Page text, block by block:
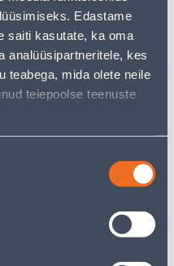
Edastame
saiti kasutate, ka oma
analüüsipartneritele, kes
teabega, mida olete neile
teiepoolse teenuste
Head ostlemist!